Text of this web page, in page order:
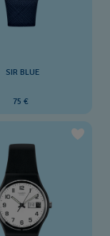
SIR BLUE
75 €